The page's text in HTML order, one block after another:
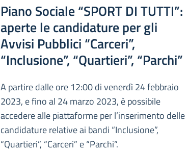
Piano Sociale “SPORT DI TUTTI”:
aperte le candidature per gli
Avvisi Pubblici “Carceri”,
“Inclusione”, “Quartieri”, “Parchi”
A partire dalle ore 12:00 di venerdì 24 febbraio
2023, e fino al 24 marzo 2023, è possibile
accedere alle piattaforme per l’inserimento delle
candidature relative ai bandi “Inclusione”,
“Quartieri”, “Carceri” e “Parchi”.